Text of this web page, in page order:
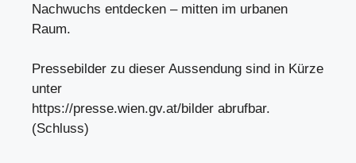
Nachwuchs entdecken – mitten im urbanen
Raum.
Pressebilder zu dieser Aussendung sind in Kürze
unter
https://presse.wien.gv.at/bilder abrufbar.
(Schluss)